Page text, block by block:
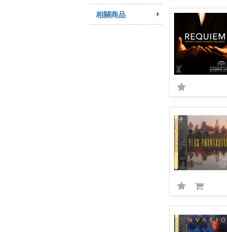
相關商品